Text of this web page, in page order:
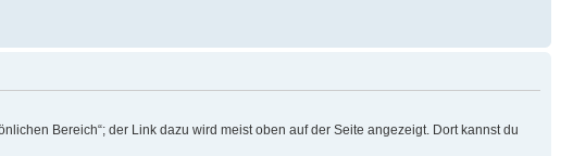
Bereich“; der Link dazu wird meist oben auf der Seite angezeigt. Dort kannst du